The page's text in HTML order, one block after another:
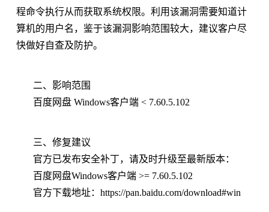
程命令执行从而获取系统权限。利用该漏洞需要知道计
算机的用户名，鉴于该漏洞影响范围较大，建议客户尽
快做好自查及防护。
二、影响范围
百度网盘 Windows客户端 < 7.60.5.102
三、修复建议
官方已发布安全补丁，请及时升级至最新版本：
百度网盘Windows客户端 >= 7.60.5.102
官方下载地址：https://pan.baidu.com/download#win